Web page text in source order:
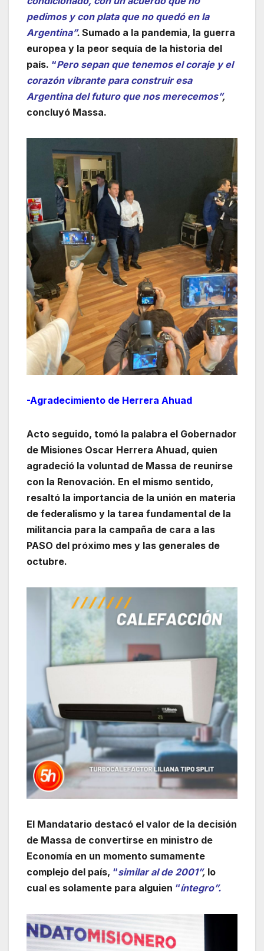
pedimos y con plata que no quedó en la
Argentina”. Sumado a la pandemia, la guerra
europea y la peor sequía de la historia del
país. “Pero sepan que tenemos el coraje y el
corazón vibrante para construir esa
Argentina del futuro que nos merecemos”,
concluyó Massa.
-Agradecimiento de Herrera Ahuad
Acto seguido, tomó la palabra el Gobernador
de Misiones Oscar Herrera Ahuad, quien
agradeció la voluntad de Massa de reunirse
con la Renovación. En el mismo sentido,
resaltó la importancia de la unión en materia
de federalismo y la tarea fundamental de la
militancia para la campaña de cara a las
PASO del próximo mes y las generales de
octubre.
El Mandatario destacó el valor de la decisión
de Massa de convertirse en ministro de
Economía en un momento sumamente
complejo del país, “similar al de 2001”, lo
cual es solamente para alguien “íntegro”.